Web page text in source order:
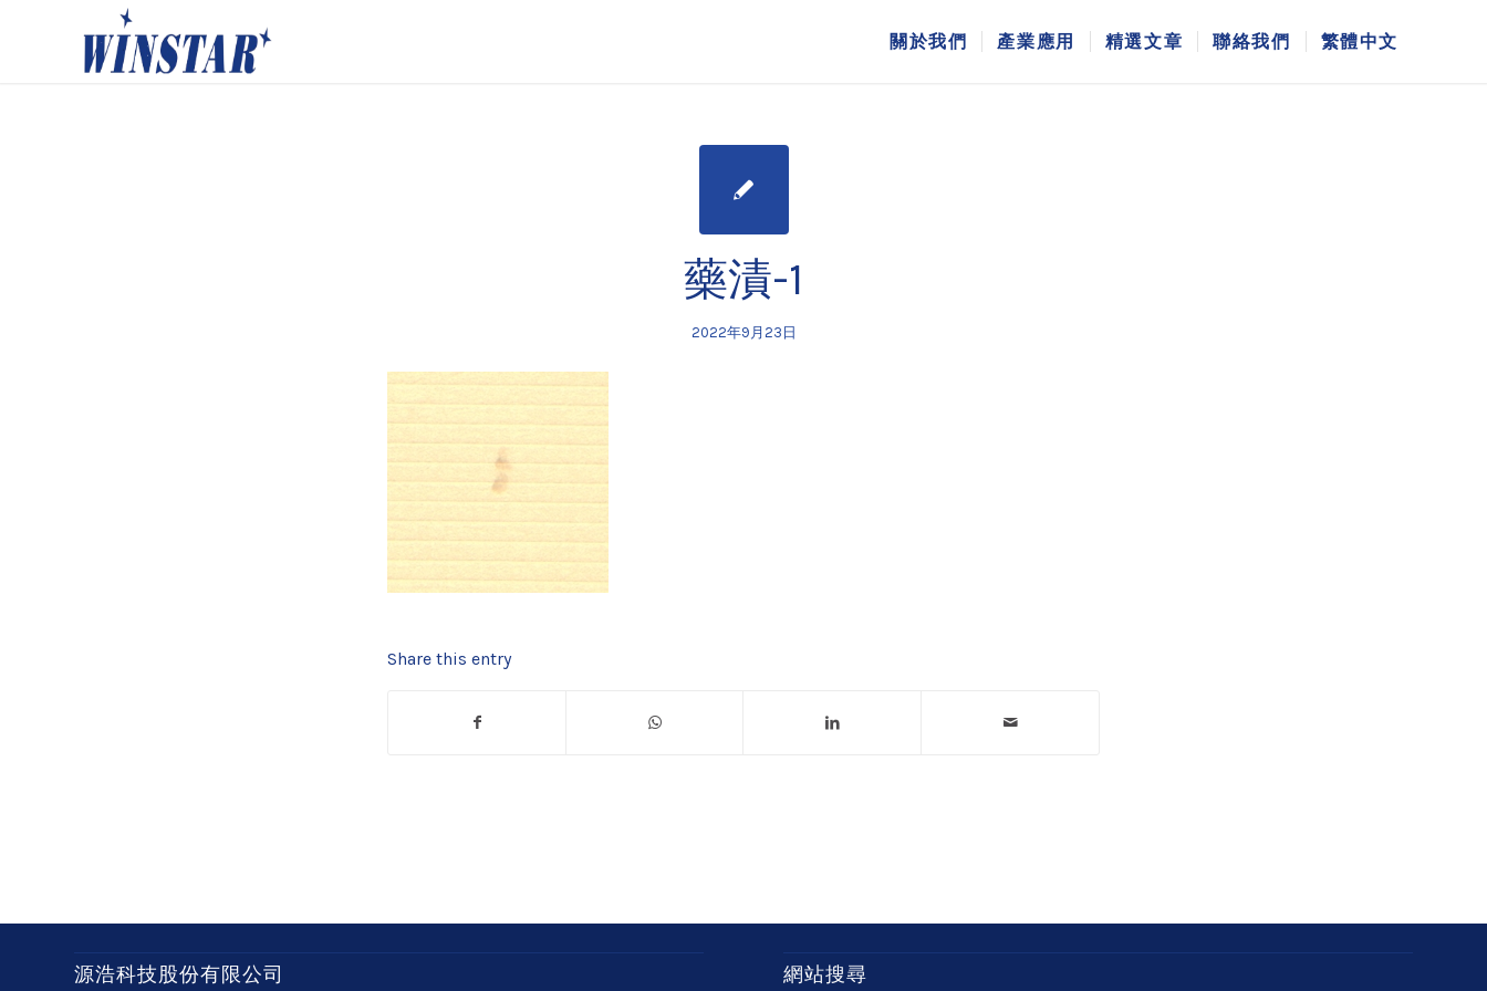
關於我們 產業應用 精選文章 聯絡我們 繁體中文
藥漬-1
2022年9月23日
Share this entry
源浩科技股份有限公司 網站搜尋